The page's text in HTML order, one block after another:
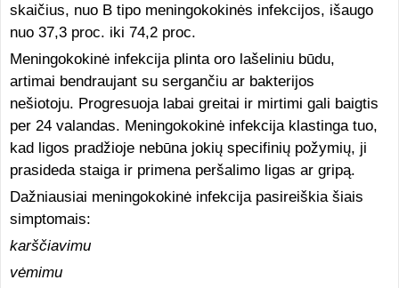
skaičius, nuo B tipo meningokokinės infekcijos, išaugo
nuo 37,3 proc. iki 74,2 proc.
Meningokokinė infekcija plinta oro lašeliniu būdu,
artimai bendraujant su sergančiu ar bakterijos
nešiotoju. Progresuoja labai greitai ir mirtimi gali baigtis
per 24 valandas. Meningokokinė infekcija klastinga tuo,
kad ligos pradžioje nebūna jokių specifinių požymių, ji
prasideda staiga ir primena peršalimo ligas ar gripą.
Dažniausiai meningokokinė infekcija pasireiškia šiais
simptomais:
karščiavimu
vėmimu